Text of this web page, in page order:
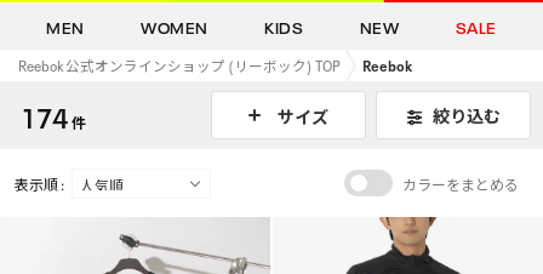
MEN WOMEN KIDS NEW SALE
Reebok 公式オンラインショップ (リーボック) TOP Reebok
174件 サイズ 絞り込む
表示順 : カラーをまとめる